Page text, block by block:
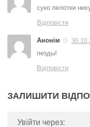
суко пелотки
Відповісти
Анонім
пезды!
Відповісти
ЗАЛИШИТИ
Увійти через: